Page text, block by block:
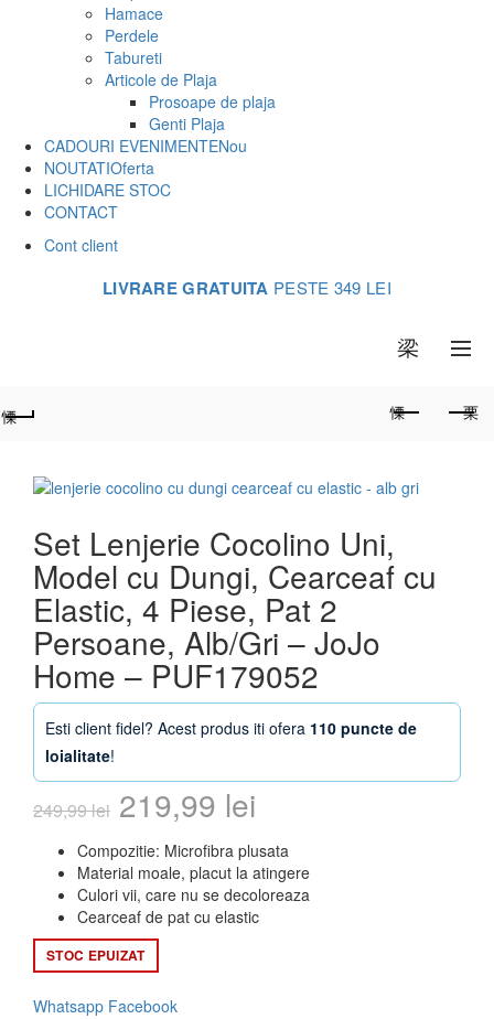
Hamace
Perdele
Tabureti
Articole de Plaja
Prosoape de plaja
Genti Plaja
CADOURI EVENIMENTENou
NOUTATIOferta
LICHIDARE STOC
CONTACT
Cont client
LIVRARE GRATUITA PESTE 349 LEI
Set Lenjerie Cocolino Uni,
Model cu Dungi, Cearceaf cu
Elastic, 4 Piese, Pat 2
Persoane, Alb/Gri – JoJo
Home – PUF179052
Esti client fidel? Acest produs iti ofera 110 puncte de
loialitate!
249,99lei Prețul
inițial
a
fost:
249,99 lei.
219,99 lei
curent
este:
219,99 lei.
Compozitie: Microfibra plusata
Material moale, placut la atingere
Culori vii, care nu se decoloreaza
Cearceaf de pat cu elastic
STOC EPUIZAT
Whatsapp Facebook